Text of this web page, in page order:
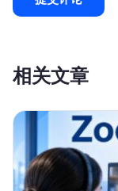
相关文章